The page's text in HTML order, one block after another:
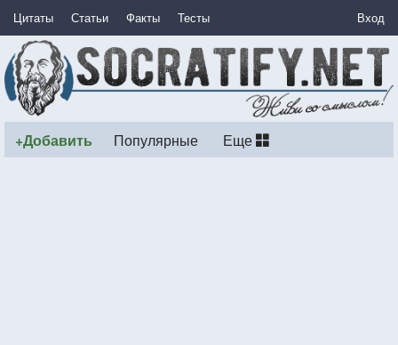
Цитаты Статьи Факты Тесты Вход
+Добавить Популярные Еще